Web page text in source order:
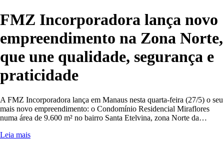
FMZ Incorporadora lança novo
empreendimento na Zona Norte,
que une qualidade, segurança e
praticidade
A FMZ Incorporadora lança em Manaus nesta quarta-feira (27/5) o seu
mais novo empreendimento: o Condomínio Residencial Miraflores
numa área de 9.600 m² no bairro Santa Etelvina, zona Norte da…
Leia mais